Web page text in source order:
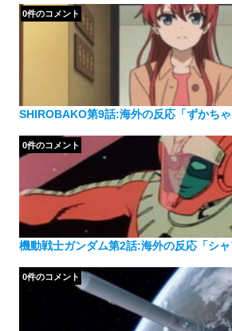
ー
SHIROBAKO第9話:海外の反応「ずかち
0件のコメント
機動戦士ガンダム第2話:海外の反応「シ
0件のコメント
0件のコメント